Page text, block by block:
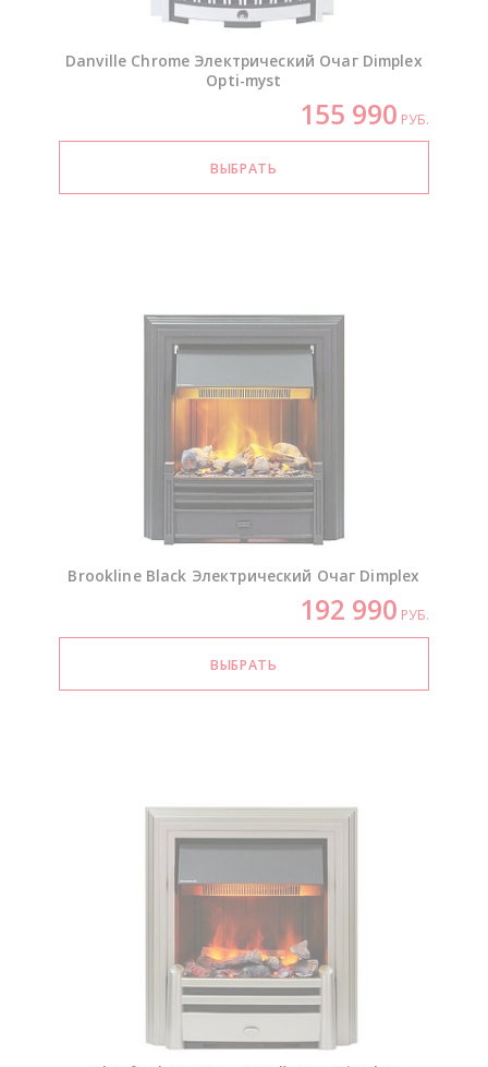
Danville Chrome Электрический Очаг Dimplex
Opti-myst
155 990 РУБ.
Brookline Black Электрический Очаг Dimplex
192 990 РУБ.